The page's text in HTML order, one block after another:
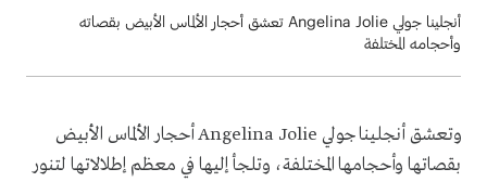
أنجلينا جولي Angelina Jolie تعشق أحجار الألماس الأبيض بقصاته
وأحجامه المختلفة
وتعشق أنجلينا جولي Angelina Jolie
أحجار الألماس الأبيض
بقصاتها وأحجامها المختلفة، وتلجأ إليها في معظم إطلالاتها لتنور